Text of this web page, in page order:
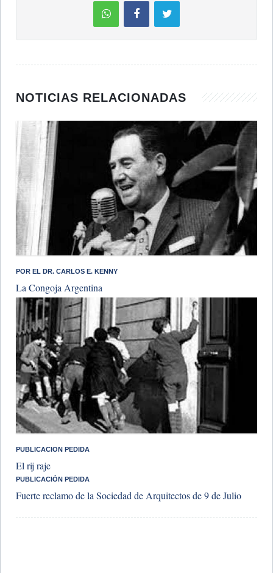
NOTICIAS RELACIONADAS
POR EL DR. CARLOS E. KENNY
La Congoja Argentina
PUBLICACION PEDIDA
El rij raje
PUBLICACIÓN PEDIDA
Fuerte reclamo de la Sociedad de Arquitectos de 9 de Julio